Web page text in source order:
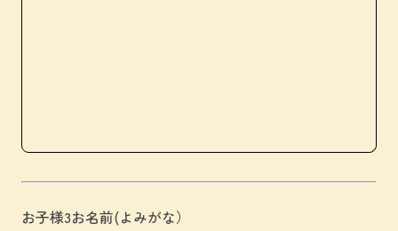
お子様3お名前(よみがな）